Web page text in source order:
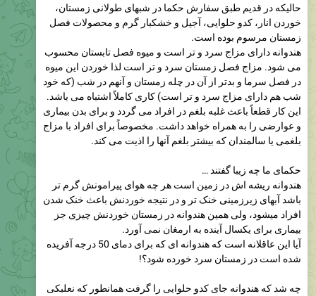
حالیکه در قدیم طبق سفارش حکما در شبهای طولانی زمستان،
خوردن انار، کدو حلوایی، آجیل و خشکبار گرم و محصولات فصل
زمستان مرسوم بوده است.
هندوانه دارای مزاج سرد و تر است و میوه فصل تابستان محسوب
می شود. مزاج فصل زمستان سرد و تر است لذا خوردن این میوه
در فصل سرما و بدتر از آن در چله زمستان و آنهم در شب (که خود
شب هم دارای مزاج سرد و تر است) کاری کاملاً اشتباه می باشد.
این کار قطعاً باعث غلبه بلغم در افراد می گردد و برای بدن بیماری
و عوارضی را به همراه خواهد داشت. مخصوصاً برای افراد با مزاج
بلغمی یا سالمندان که بیشتر بلغم آنها را اذیت می کند.
حکمای ما چه زیبا گفتند …
هندوانه ریشه اش در زمین است هر چه هوای پیرامونش گرم تر
باشد آبهای زیرزمینی خنک تر و در نتیجه خوردنش باعث خنک شدن
افراد میشود، ولی همین هندوانه در زمستان خوردنش چیزی جز
بیماری برای یکسال آینده به ارمغان نمی آورد.
آیا این عاقلانه است که هندوانه ای که برای دمای 50 درجه آفریده
شده است در زمستان سرد خورده شود؟!
چه شد که هندوانه جای کدو حلوایی را گرفت همانطور که نعلبکی